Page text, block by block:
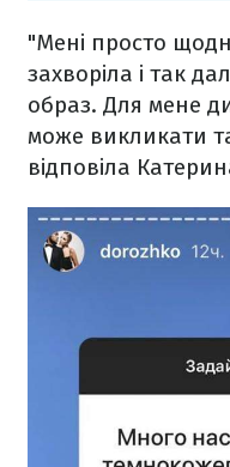
"Мені просто
захворіла і так
образ. Для мене
може викликати
відповіла